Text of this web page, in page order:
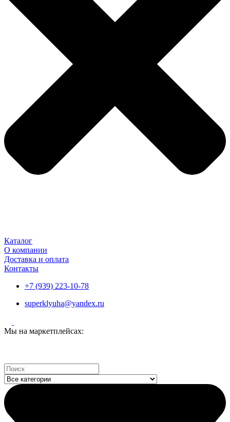
Каталог
О компании
Доставка и оплата
Контакты
+7 (939) 223-10-78
superklyuha@yandex.ru
Мы на маркетплейсах:
Search
...